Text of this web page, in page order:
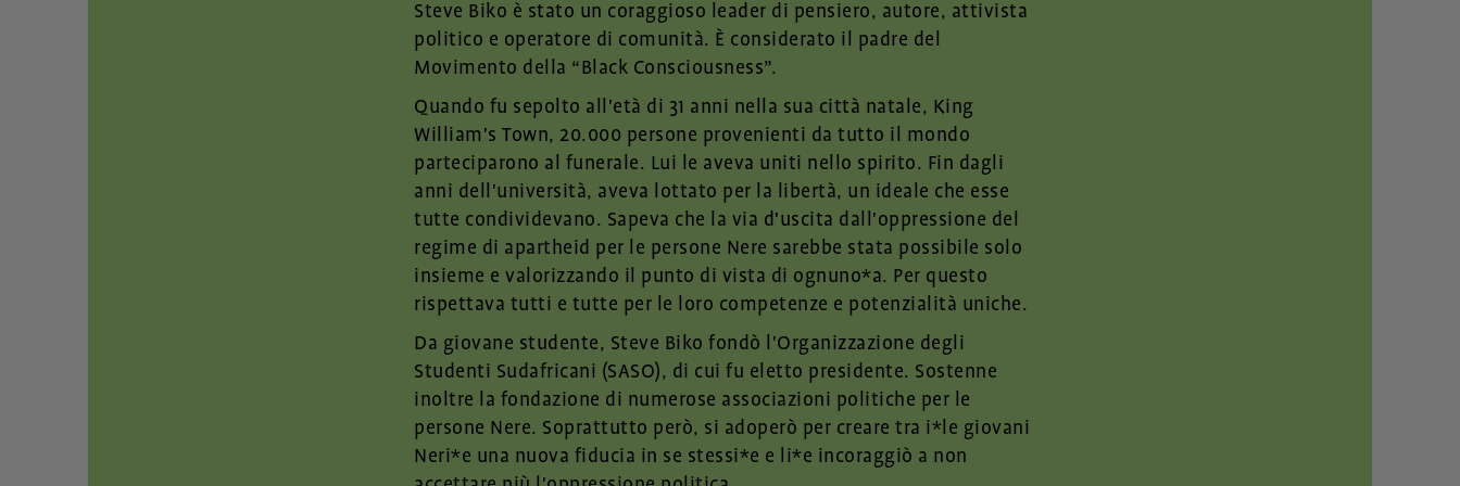
Steve Biko è stato un coraggioso leader di pensiero, autore, attivista
politico e operatore di comunità. È considerato il padre del
Movimento della “Black Consciousness”.
Quando fu sepolto all'età di 31 anni nella sua città natale, King
William's Town, 20.000 persone provenienti da tutto il mondo
parteciparono al funerale. Lui le aveva uniti nello spirito. Fin dagli
anni dell'università, aveva lottato per la libertà, un ideale che esse
tutte condividevano. Sapeva che la via d'uscita dall'oppressione del
regime di apartheid per le persone Nere sarebbe stata possibile solo
insieme e valorizzando il punto di vista di ognuno*a. Per questo
rispettava tutti e tutte per le loro competenze e potenzialità uniche.
Da giovane studente, Steve Biko fondò l'Organizzazione degli
Studenti Sudafricani (SASO), di cui fu eletto presidente. Sostenne
inoltre la fondazione di numerose associazioni politiche per le
persone Nere. Soprattutto però, si adoperò per creare tra i*le giovani
Neri*e una nuova fiducia in se stessi*e e li*e incoraggiò a non